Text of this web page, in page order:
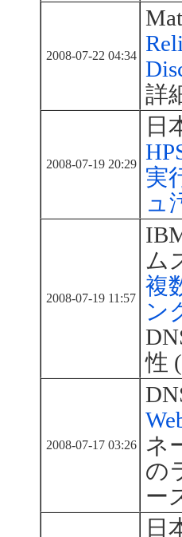
2008-07-22 04:34
詳
2008-07-19 20:29
日
実
ュ
2008-07-19 11:57
ム
複
ン
性
2008-07-17 03:26
ネ
の
ー
日